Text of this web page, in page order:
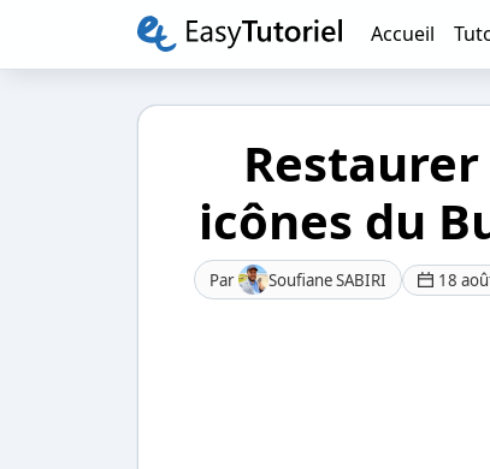
Accueil
icônes du
Par Soufiane SABIRI 18